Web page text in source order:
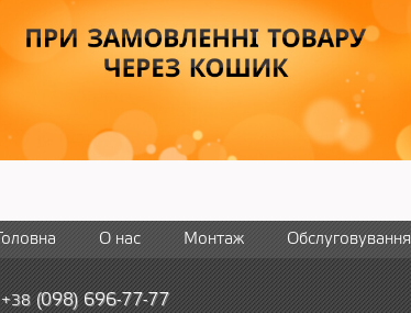
Головна О нас Монтаж Обслуговування
+38(098)696-77-77